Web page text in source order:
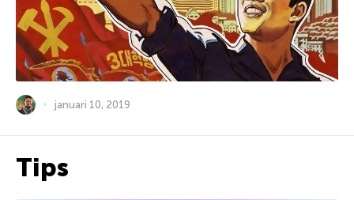
januari 10, 2019
Tips